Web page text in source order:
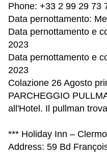
Phone: +33 2 99 29 73
Data pernottamento:
Data pernottamento e
2023
Data pernottamento e
2023
Colazione 26 Agosto
PARCHEGGIO
all'Hotel. Il pullman
*** Holiday Inn –
Address: 59 Bd